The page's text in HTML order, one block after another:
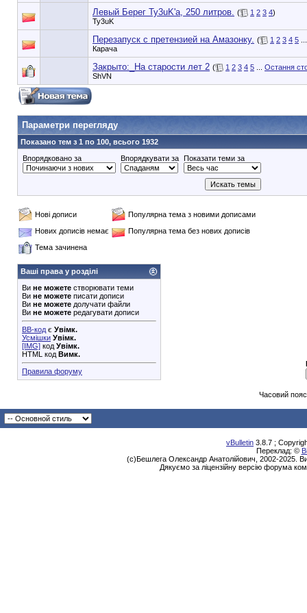
Левый Берег Ty3uK'a, 250 литров. ( 1 2 3 4)
Ty3uK
Перезапуск с претензией на Амазонку. ( 1 2 3 4 5
Карача
Закрыто:_ На старости лет 2 ( 1 2 3 4 5
Остання
ShVN
90353748e6549cd1148d01dde3b3bc75
Параметри перегляду
Показано тем з 1 по 100, всього 1932
Впорядковано за
Впорядкувати за Показати теми за
Нові дописи
Популярна тема з новими дописами
Нових дописів немає
Популярна тема без нових дописів
Тема зачинена
Ваші права у розділі
Ви не можете створювати теми
Ви не можете писати дописи
Ви не можете долучати файли
Ви не можете редагувати дописи
BB-код є Увімк.
Усмішки Увімк.
[IMG] код Увімк.
HTML код Вимк.
Правила форуму
Часовий
vBulletin 3.8.7 ;
Переклад: ©
(с)Бешлега Олександр Анатолійович, 2002-2025.
Дякуємо за ліцензійну версію форума